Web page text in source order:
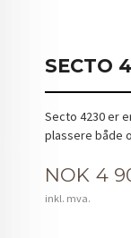
SECTO
Secto 4230 er
plassere både
Pris
NOK 4
inkl. mva.